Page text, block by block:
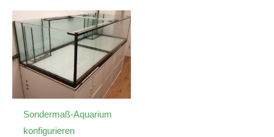
Sondermaß-Aquarium
konfigurieren